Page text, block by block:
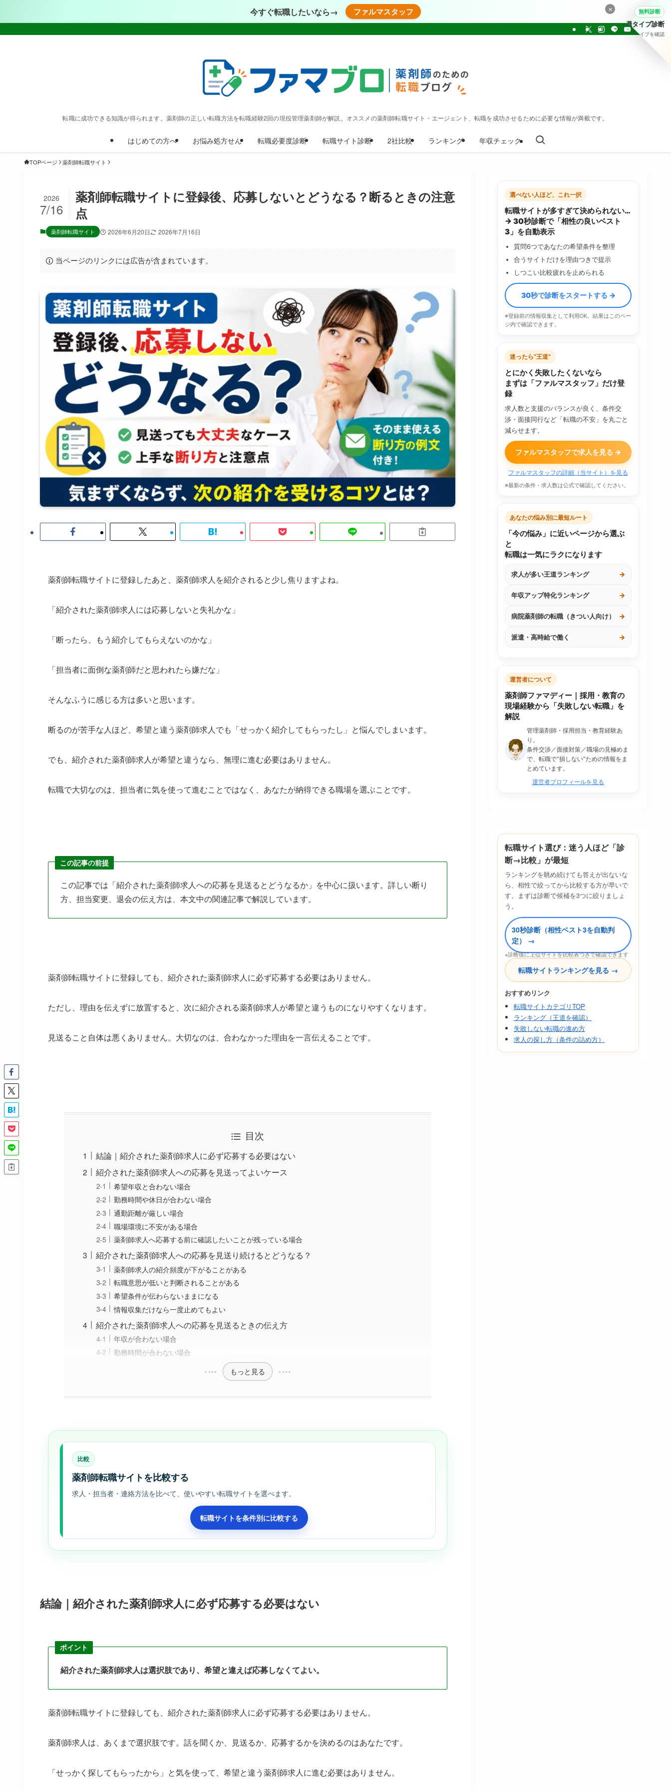
今すぐ転職したいなら→ ファルマスタッフ
転職に成功できる知識が得られます。薬剤師の正しい転職方法を転職経験2回の現役管理薬剤師が解説。オススメの薬剤師転職サイト・エージェント、転職を成功させるために必要な情報が満載です。
はじめての方へ お悩み処方せん 転職必要度診断 転職サイト診断 2社比較 ランキング 年収チェック
TOPページ 薬剤師転職サイト
薬剤師転職サイトに登録後、応募しないとどうなる？断るときの注意
点
2026
7/16
薬剤師転職サイト 2026年6月20日 2026年7月16日
当ページのリンクには広告が含まれています。
薬剤師転職サイトに登録したあと、薬剤師求人を紹介されると少し焦りますよね。
「紹介された薬剤師求人には応募しないと失礼かな」
「断ったら、もう紹介してもらえないのかな」
「担当者に面倒な薬剤師だと思われたら嫌だな」
そんなふうに感じる方は多いと思います。
断るのが苦手な人ほど、希望と違う薬剤師求人でも「せっかく紹介してもらったし」と悩んでしまいます。
でも、紹介された薬剤師求人が希望と違うなら、無理に進む必要はありません。
転職で大切なのは、担当者に気を使って進むことではなく、あなたが納得できる職場を選ぶことです。
この記事の前提
この記事では「紹介された薬剤師求人への応募を見送るとどうなるか」を中心に扱います。詳しい断り
方、担当変更、退会の伝え方は、本文中の関連記事で解説しています。
薬剤師転職サイトに登録しても、紹介された薬剤師求人に必ず応募する必要はありません。
ただし、理由を伝えずに放置すると、次に紹介される薬剤師求人が希望と違うものになりやすくなります。
見送ること自体は悪くありません。大切なのは、合わなかった理由を一言伝えることです。
目次
結論｜紹介された薬剤師求人に必ず応募する必要はない
紹介された薬剤師求人への応募を見送ってよいケース
希望年収と合わない場合
勤務時間や休日が合わない場合
通勤距離が厳しい場合
職場環境に不安がある場合
薬剤師求人へ応募する前に確認したいことが残っている場合
紹介された薬剤師求人への応募を見送り続けるとどうなる？
薬剤師求人の紹介頻度が下がることがある
転職意思が低いと判断されることがある
希望条件が伝わらないままになる
情報収集だけなら一度止めてもよい
紹介された薬剤師求人への応募を見送るときの伝え方
年収が合わない場合
勤務時間が合わない場合
もっと見る
比較
薬剤師転職サイトを比較する
求人・担当者・連絡方法を比べて、使いやすい転職サイトを選べます。
転職サイトを条件別に比較する
結論｜紹介された薬剤師求人に必ず応募する必要はない
ポイント
紹介された薬剤師求人は選択肢であり、希望と違えば応募しなくてよい。
薬剤師転職サイトに登録しても、紹介された薬剤師求人に必ず応募する必要はありません。
薬剤師求人は、あくまで選択肢です。話を聞くか、見送るか、応募するかを決めるのはあなたです。
「せっかく探してもらったから」と気を使って、希望と違う薬剤師求人に進む必要はありません。
選べない人ほど、これ一択
転職サイトが多すぎて決められない…
→ 30秒診断で「相性の良いベスト
3」を自動表示
質問6つであなたの希望条件を整理
合うサイトだけを理由つきで提示
しつこい比較疲れを止められる
30秒で診断をスタートする →
※登録前の情報収集として利用OK。結果はこのペー
ジ内で確認できます。
迷ったら“王道”
とにかく失敗したくないなら
まずは「ファルマスタッフ」だけ登
録
求人数と支援のバランスが良く、条件交
渉・面接同行など「転職の不安」を丸ごと
減らせます。
ファルマスタッフで求人を見る →
ファルマスタッフの詳細（当サイト）を見る
※最新の条件・求人数は公式で確認してください。
あなたの悩み別に最短ルート
「今の悩み」に近いページから選ぶ
と
転職は一気にラクになります
求人が多い王道ランキング →
年収アップ特化ランキング →
病院薬剤師の転職（きつい人向け） →
派遣・高時給で働く →
運営者について
薬剤師ファマディー｜採用・教育の
現場経験から「失敗しない転職」を
解説
管理薬剤師・採用担当・教育経験あ
り。
条件交渉／面接対策／職場の見極めま
で、転職で“損しない”ための情報をま
とめています。
運営者プロフィールを見る
転職サイト選び：迷う人ほど「診
断→比較」が最短
ランキングを眺め続けても答えが出ないな
ら、相性で絞ってから比較する方が早いで
す。まずは診断で候補を3つに絞りましょ
う。
30秒診断（相性ベスト3を自動判
定） →
※診断後に上位サイトを比較表つきで確認できます
転職サイトランキングを見る →
おすすめリンク
転職サイトカテゴリTOP
ランキング（王道を確認）
失敗しない転職の進め方
求人の探し方（条件の詰め方）
× 無料診断
転職タイプ診断
30問でタイプを確認